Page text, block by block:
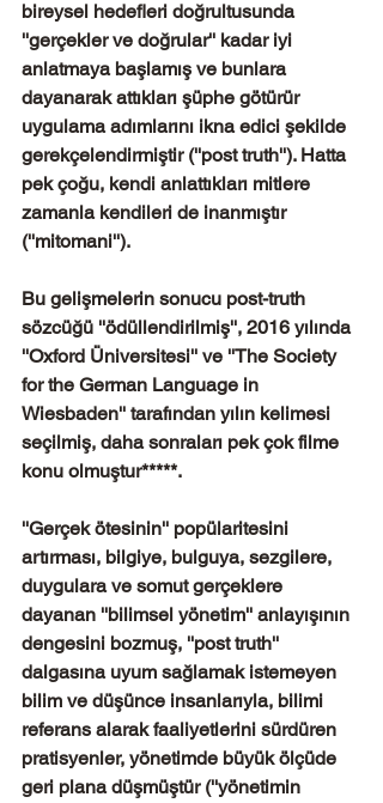
bireysel hedefleri doğrultusunda
''gerçekler ve doğrular'' kadar iyi
anlatmaya başlamış ve bunlara
dayanarak attıkları şüphe götürür
uygulama adımlarını ikna edici şekilde
gerekçelendirmiştir (''post truth''). Hatta
pek çoğu, kendi anlattıkları mitlere
zamanla kendileri de inanmıştır
(''mitomani'').
Bu gelişmelerin sonucu post-truth
sözcüğü ''ödüllendirilmiş'', 2016 yılında
''Oxford Üniversitesi'' ve ''The Society
for the German Language in
Wiesbaden'' tarafından yılın kelimesi
seçilmiş, daha sonraları pek çok filme
konu olmuştur*****.
''Gerçek ötesinin'' popülaritesini
artırması, bilgiye, bulguya, sezgilere,
duygulara ve somut gerçeklere
dayanan ''bilimsel yönetim'' anlayışının
dengesini bozmuş, ''post truth''
dalgasına uyum sağlamak istemeyen
bilim ve düşünce insanlarıyla, bilimi
referans alarak faaliyetlerini sürdüren
pratisyenler, yönetimde büyük ölçüde
geri plana düşmüştür (''yönetimin